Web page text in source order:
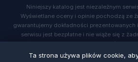
Niniejszy katalog jest niezależnym
Wyświetlane oceny i opinie pochodzą ze
gwarantujemy dokładności
serwisu jest bezpłatne i nie wiąże się z
Wysyłając zapytanie o wycenę, wyrażasz
wykwalifikowanych
Ta strona używa plików cookie,